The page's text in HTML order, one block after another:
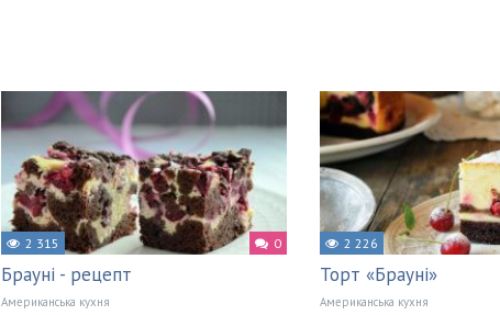
2 315 0
Брауні - рецепт
Американська кухня
2 226
Торт «Брауні»
Американська кухня